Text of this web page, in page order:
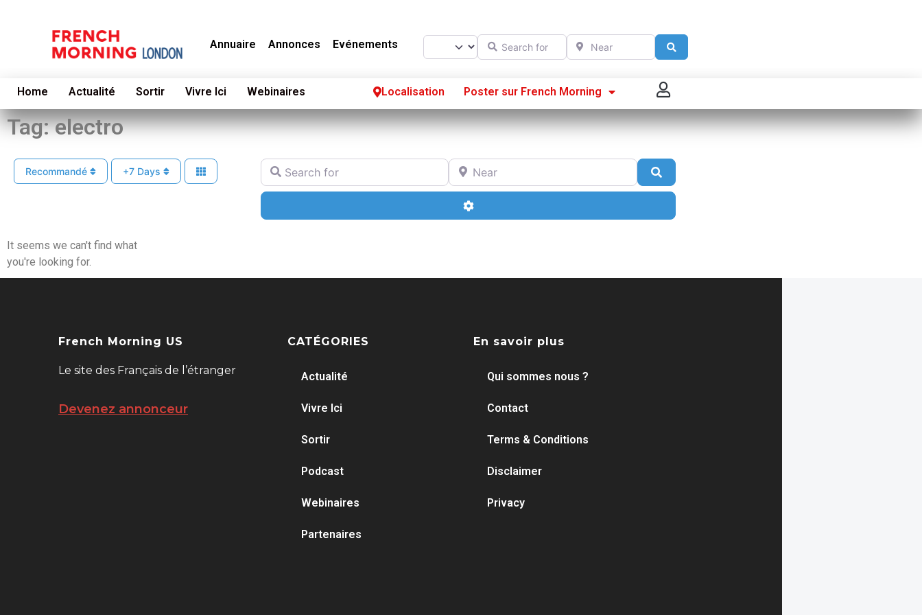
Annuaire Annonces Evénements Select search type
Search for Near
Home Actualité Sortir Vivre Ici Webinaires Localisation Poster sur French Morning
Se connecter
Poster sur French Morning
Tag: electro
Recommandé +7 Days
Search for Near
Search
Advanced Filters
It seems we can't find what
you're looking for.
French Morning US
Le site des Français de l’étranger
Devenez annonceur
CATÉGORIES
Actualité
Vivre Ici
Sortir
Podcast
Webinaires
Partenaires
En savoir plus
Qui sommes nous ?
Contact
Terms & Conditions
Disclaimer
Privacy